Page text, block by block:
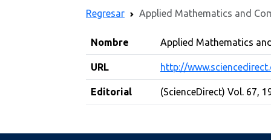
Regresar Applied Mathematics and
Nombre Applied Mathematics
URL http://
Editorial (ScienceDirect) Vol. 67,